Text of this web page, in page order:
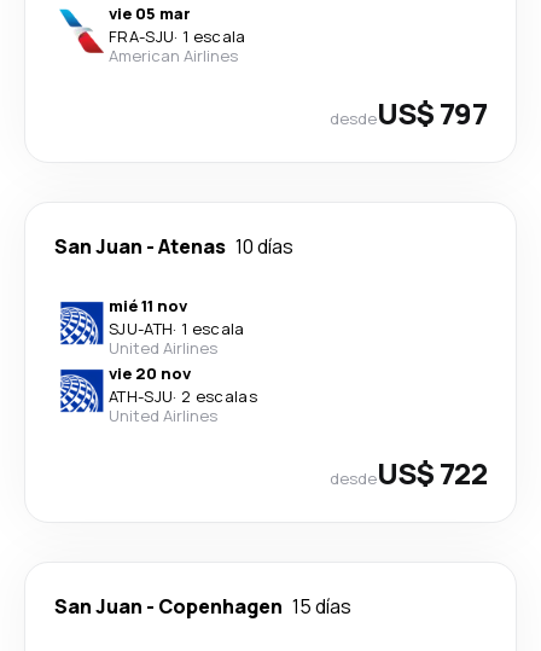
vie 05 mar
FRA-SJU· 1 escala
American Airlines
desdeUS$ 797
San Juan -Atenas 10 días
mié 11 nov
SJU-ATH· 1 escala
United Airlines
vie 20 nov
ATH-SJU· 2 escalas
United Airlines
desdeUS$ 722
San Juan - Copenhagen 15 días